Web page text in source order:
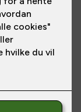
du selv, og
kommer
du ønsker